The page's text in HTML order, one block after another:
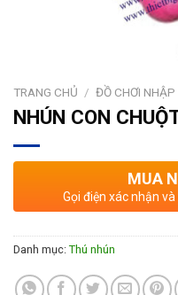
TRANG CHỦ / ĐỒ CHƠI NHẬP
NHÚN CON
MUA
Gọi điện xác nhận
Danh mục: Thú nhún